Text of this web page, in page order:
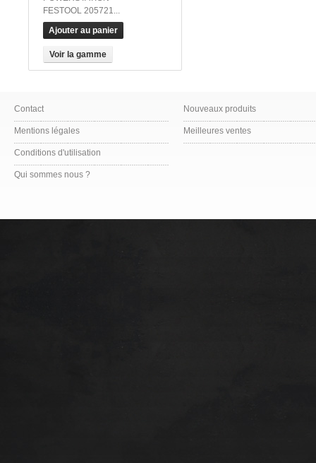
FESTOOL 205721...
Ajouter au panier
Voir la gamme
Contact
Mentions légales
Conditions d'utilisation
Qui sommes nous ?
Nouveaux produits
Meilleures ventes